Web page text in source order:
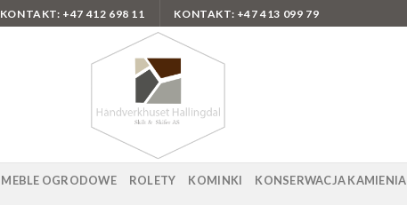
KONTAKT: +47 412 698 11 KONTAKT: +47 413 099 79
MEBLE OGRODOWE ROLETY KOMINKI KONSERWACJA KAMIENIA